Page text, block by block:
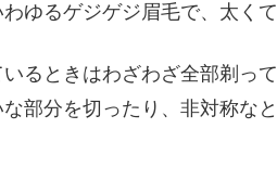
ゆるゲジゲジ眉毛で、太く
るときはわざわざ全部剃っ
部分を切ったり、非対称な